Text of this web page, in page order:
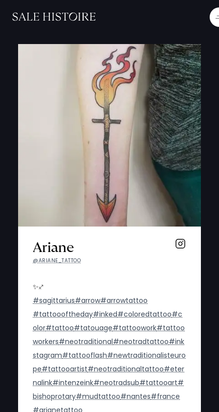
Ariane
@ARIANE_TATTOO
✨♐
#sagittarius#arrow#arrowtattoo
#tattoooftheday#inked#coloredtattoo#c
olor#tattoo#tatouage#tattoowork#tattoo
workers#neotraditional#neotradtattoo#ink
stagram#tattooflash#newtraditionalisteuro
pe#tattooartist#neotraditionaltattoo#eter
nalink#intenzeink#neotradsub#tattooart#
bishoprotary#mudtattoo#nantes#france